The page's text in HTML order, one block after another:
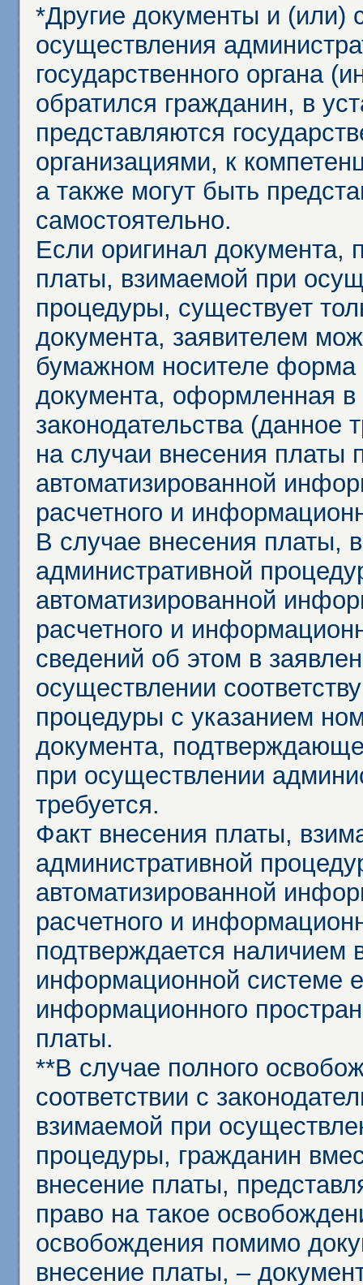
*Другие документы и (или)
осуществления
государственного органа
обратился гражданин, в
представляются
организациями, к
а также могут быть
самостоятельно.
Если оригинал документа,
платы, взимаемой при
процедуры, существует
документа, заявителем
бумажном носителе форма
документа, оформленная в
законодательства (данное
на случаи внесения платы
автоматизированной
расчетного и
В случае внесения платы,
административной
автоматизированной
расчетного и
сведений об этом в
осуществлении
процедуры с указанием
документа,
при осуществлении
требуется.
Факт внесения платы,
административной
автоматизированной
расчетного и
подтверждается наличием
информационной системе
информационного
платы.
**В случае полного
соответствии с
взимаемой при
процедуры, гражданин
внесение платы,
право на такое
освобождения помимо
внесение платы, –